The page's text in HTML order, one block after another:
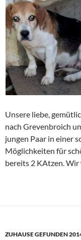
Unsere liebe,
nach Grevenbroich
jungen Paar in einer
Möglichkeiten für
bereits 2 KAtzen.
ZUHAUSE GEFUNDEN